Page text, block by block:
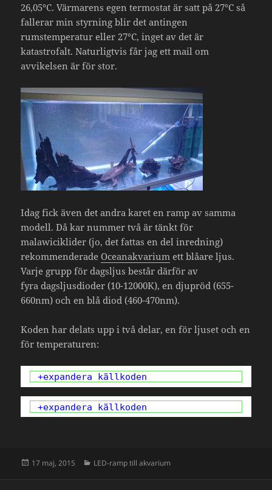
26,05°C. Värmarens egen termostat är satt på 27°C så
fallerar min styrning blir det antingen
rumstemperatur eller 27°C, inget av det är
katastrofalt. Naturligtvis får jag ett mail om
avvikelsen är för stor.
Idag fick även det andra karet en ramp av samma
modell. Då kar nummer två är tänkt för
malawiciklider (jo, det fattas en del inredning)
rekommenderade Oceanakvarium ett blåare ljus.
Varje grupp för dagsljus består därför av
fyra dagsljusdioder (10-12000K), en djupröd (655-
660nm) och en blå diod (460-470nm).
Koden har delats upp i två delar, en för ljuset och en
för temperaturen:
+expandera källkoden
+expandera källkoden
Postat
17 maj, 2015 Kategorier
LED-ramp till akvarium